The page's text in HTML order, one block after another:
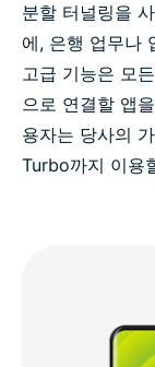
분할 터널링을
에, 은행 업무나
고급 기능은 모
으로 연결할 앱
용자는 당사의
Turbo까지 이용